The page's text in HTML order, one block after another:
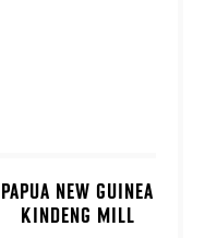
PAPUA NEW GUINEA
KINDENG MILL